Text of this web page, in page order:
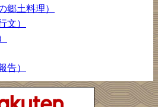
郷土料理）
文）
告）